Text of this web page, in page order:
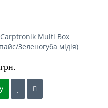
Carptronik Multi Box
Зеленогуба мідія)